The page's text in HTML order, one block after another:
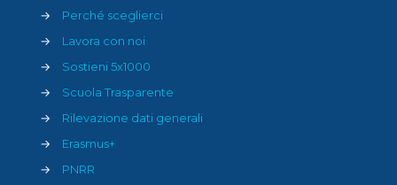
→
Perché sceglierci
→
Lavora con noi
→
Sostieni 5x1000
→
Scuola Trasparente
→
Rilevazione dati generali
→
Erasmus+
→
PNRR